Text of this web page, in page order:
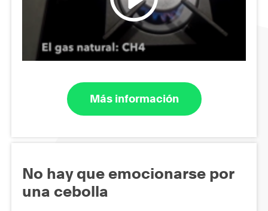
Más información
No hay que emocionarse por
una cebolla